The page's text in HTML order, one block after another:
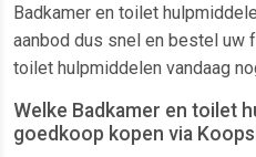
Badkamer en toilet
aanbod dus snel en bestel uw
toilet hulpmiddelen vandaag
Welke Badkamer en toilet
goedkoop kopen via